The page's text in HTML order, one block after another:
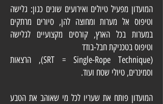
המועדון מפעיל טיולים ואירועים שונים כגון: גלישה
וטיפוס אל מערות ומחוצה להן, סיורים מרתקים
במערות בכל הארץ, קורסים מקצועיים לגלישה
וטיפוס בטכניקת חבל-בודד
(SRT = Single-Rope Technique), הרצאות
וסמינרים, טיולי שטח ועוד.
המועדון פותח את שעריו לכל מי שאוהב את הטבע